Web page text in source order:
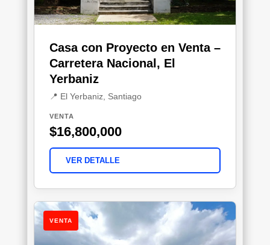
Casa con Proyecto en Venta –
Carretera Nacional, El
Yerbaniz
📍 El Yerbaniz, Santiago
VENTA
$16,800,000
VER DETALLE
VENTA